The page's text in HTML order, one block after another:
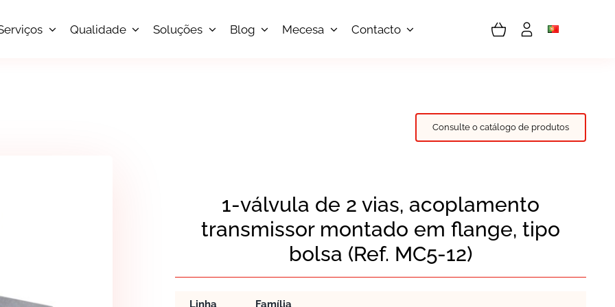
Qualidade Soluções Blog Mecesa Contacto
Consulte o catálogo de produtos
1-válvula de 2 vias, acoplamento
transmissor montado em flange, tipo
bolsa (Ref. MC5-12)
Linha
Família